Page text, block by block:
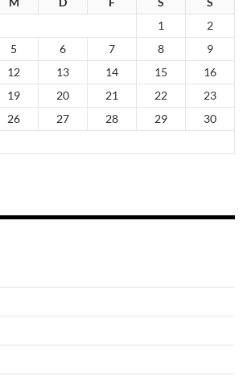
1
2
5 6 7 8
9
12 13 14 15
16
19 20 21 22
23
26 27 28 29
30